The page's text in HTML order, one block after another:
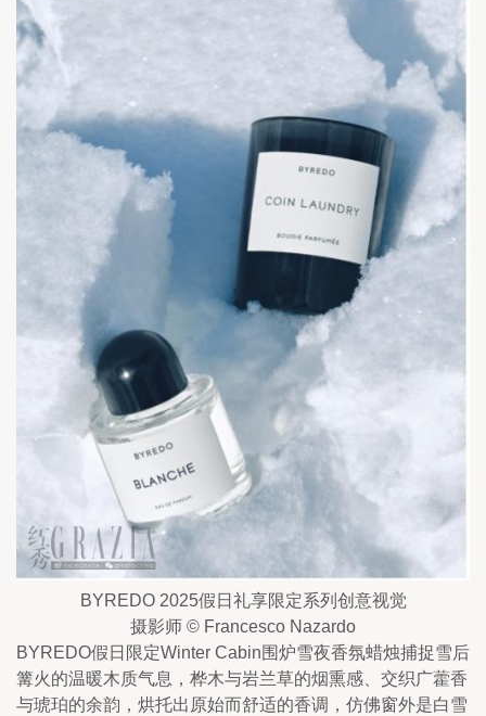
BYREDO 2025假日礼享限定系列创意视觉
摄影师 © Francesco Nazardo
BYREDO假日限定Winter Cabin围炉雪夜香氛蜡烛捕捉雪后
篝火的温暖木质气息，桦木与岩兰草的烟熏感、交织广藿香
与琥珀的余韵，烘托出原始而舒适的香调，仿佛窗外是白雪